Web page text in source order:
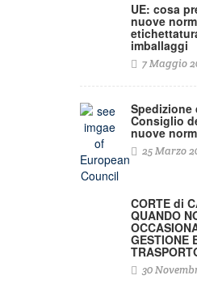
UE: cosa
nuove
imballaggi
7 Maggio
Consiglio
nuove
25 Marzo
CORTE di
QUANDO
GESTIONE
30